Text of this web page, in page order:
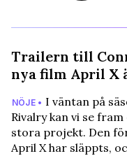
Trailern till
nya film April X
NÖJE • I väntan på
Rivalry kan vi se
stora projekt. Den
April X har släppts,